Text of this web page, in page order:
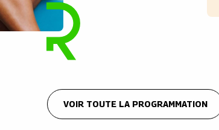
VOIR TOUTE LA PROGRAMMATION